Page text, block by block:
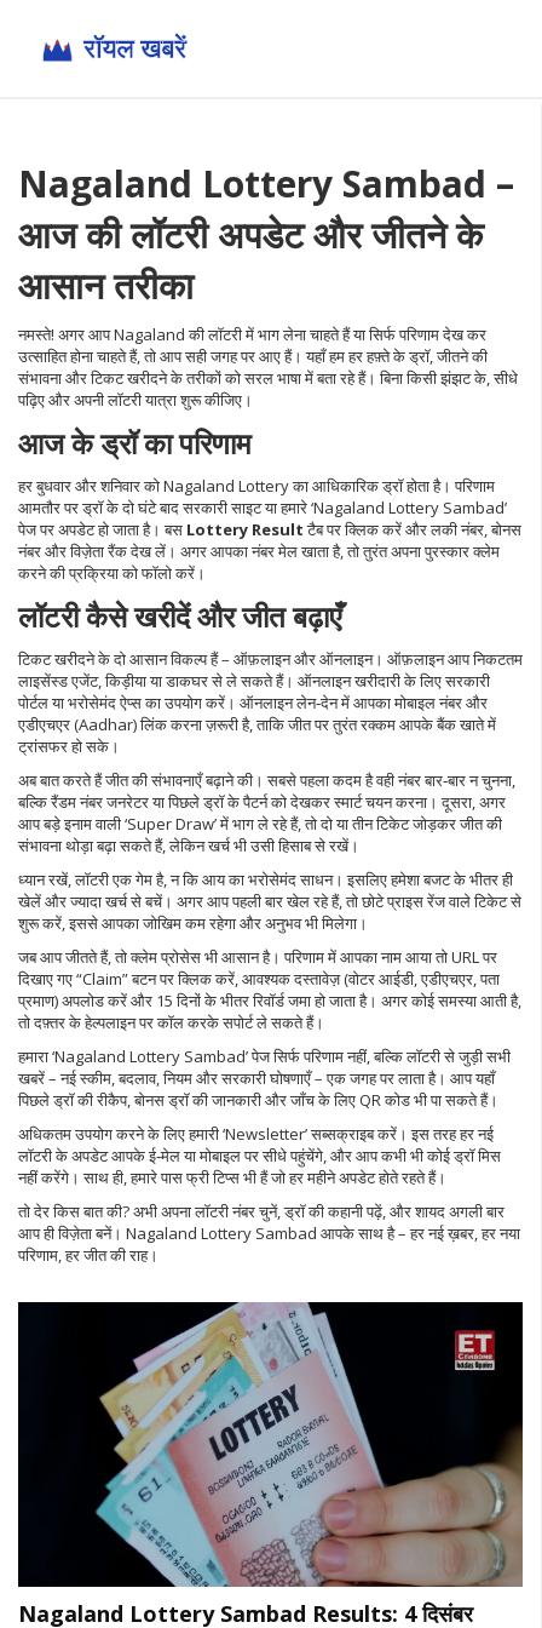
Nagaland Lottery Sambad –
आज की लॉटरी अपडेट और जीतने के
आसान तरीका
नमस्ते! अगर आप Nagaland की लॉटरी में भाग लेना चाहते हैं या सिर्फ परिणाम देख कर
उत्साहित होना चाहते हैं, तो आप सही जगह पर आए हैं। यहाँ हम हर हफ़्ते के ड्रॉ, जीतने की
संभावना और टिकट खरीदने के तरीकों को सरल भाषा में बता रहे हैं। बिना किसी झंझट के, सीधे
पढ़िए और अपनी लॉटरी यात्रा शुरू कीजिए।
आज के ड्रॉ का परिणाम
हर बुधवार और शनिवार को Nagaland Lottery का आधिकारिक ड्रॉ होता है। परिणाम
आमतौर पर ड्रॉ के दो घंटे बाद सरकारी साइट या हमारे ‘Nagaland Lottery Sambad’
पेज पर अपडेट हो जाता है। बस Lottery Resultटैब पर क्लिक करें और लकी नंबर, बोनस
नंबर और विज़ेता रैंक देख लें। अगर आपका नंबर मेल खाता है, तो तुरंत अपना पुरस्कार क्लेम
करने की प्रक्रिया को फॉलो करें।
लॉटरी कैसे खरीदें और जीत बढ़ाएँ
टिकट खरीदने के दो आसान विकल्प हैं – ऑफ़लाइन और ऑनलाइन। ऑफ़लाइन आप निकटतम
लाइसेंस्ड एजेंट, किड़ीया या डाकघर से ले सकते हैं। ऑनलाइन खरीदारी के लिए सरकारी
पोर्टल या भरोसेमंद ऐप्स का उपयोग करें। ऑनलाइन लेन‑देन में आपका मोबाइल नंबर और
एडीएचएर (Aadhar) लिंक करना ज़रूरी है, ताकि जीत पर तुरंत रक्कम आपके बैंक खाते में
ट्रांसफर हो सके।
अब बात करते हैं जीत की संभावनाएँ बढ़ाने की। सबसे पहला कदम है वही नंबर बार‑बार न चुनना,
बल्कि रैंडम नंबर जनरेटर या पिछले ड्रॉ के पैटर्न को देखकर स्मार्ट चयन करना। दूसरा, अगर
आप बड़े इनाम वाली ‘Super Draw’ में भाग ले रहे हैं, तो दो या तीन टिकेट जोड़कर जीत की
संभावना थोड़ा बढ़ा सकते हैं, लेकिन खर्च भी उसी हिसाब से रखें।
ध्यान रखें, लॉटरी एक गेम है, न कि आय का भरोसेमंद साधन। इसलिए हमेशा बजट के भीतर ही
खेलें और ज्यादा खर्च से बचें। अगर आप पहली बार खेल रहे हैं, तो छोटे प्राइस रेंज वाले टिकेट से
शुरू करें, इससे आपका जोखिम कम रहेगा और अनुभव भी मिलेगा।
जब आप जीतते हैं, तो क्लेम प्रोसेस भी आसान है। परिणाम में आपका नाम आया तो URL पर
दिखाए गए “Claim” बटन पर क्लिक करें, आवश्यक दस्तावेज़ (वोटर आईडी, एडीएचएर, पता
प्रमाण) अपलोड करें और 15 दिनों के भीतर रिवॉर्ड जमा हो जाता है। अगर कोई समस्या आती है,
तो दफ़्तर के हेल्पलाइन पर कॉल करके सपोर्ट ले सकते हैं।
हमारा ‘Nagaland Lottery Sambad’ पेज सिर्फ परिणाम नहीं, बल्कि लॉटरी से जुड़ी सभी
खबरें – नई स्कीम, बदलाव, नियम और सरकारी घोषणाएँ – एक जगह पर लाता है। आप यहाँ
पिछले ड्रॉ की रीकैप, बोनस ड्रॉ की जानकारी और जाँच के लिए QR कोड भी पा सकते हैं।
अधिकतम उपयोग करने के लिए हमारी ‘Newsletter’ सब्सक्राइब करें। इस तरह हर नई
लॉटरी के अपडेट आपके ई‑मेल या मोबाइल पर सीधे पहुंचेंगे, और आप कभी भी कोई ड्रॉ मिस
नहीं करेंगे। साथ ही, हमारे पास फ्री टिप्स भी हैं जो हर महीने अपडेट होते रहते हैं।
तो देर किस बात की? अभी अपना लॉटरी नंबर चुनें, ड्रॉ की कहानी पढ़ें, और शायद अगली बार
आप ही विज़ेता बनें। Nagaland Lottery Sambad आपके साथ है – हर नई ख़बर, हर नया
परिणाम, हर जीत की राह।
Nagaland Lottery Sambad Results: 4 दिसंबर